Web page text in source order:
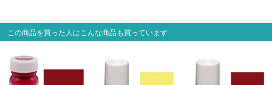
この商品を買った人はこんな商品も買っています